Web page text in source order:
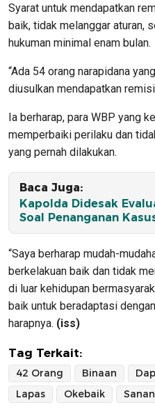
Syarat untuk mendapatkan
baik, tidak melanggar aturan,
hukuman minimal enam bulan.
“Ada 54 orang narapidana
diusulkan mendapatkan
Ia berharap, para WBP yang
memperbaiki perilaku dan
yang pernah dilakukan.
Baca Juga:
Kapolda Didesak
Soal Penanganan
“Saya berharap mudah-
berkelakuan baik dan tidak
di luar kehidupan
baik untuk beradaptasi
harapnya. (iss)
Tag Terkait:
42 Orang Binaan
Lapas
Okebaik